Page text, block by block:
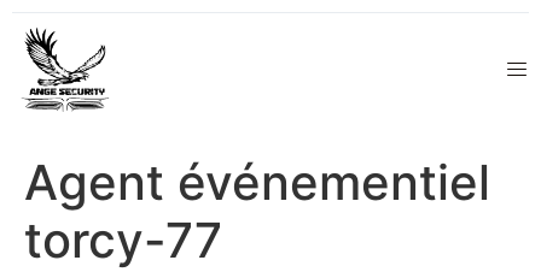
Agent événementiel
torcy-77